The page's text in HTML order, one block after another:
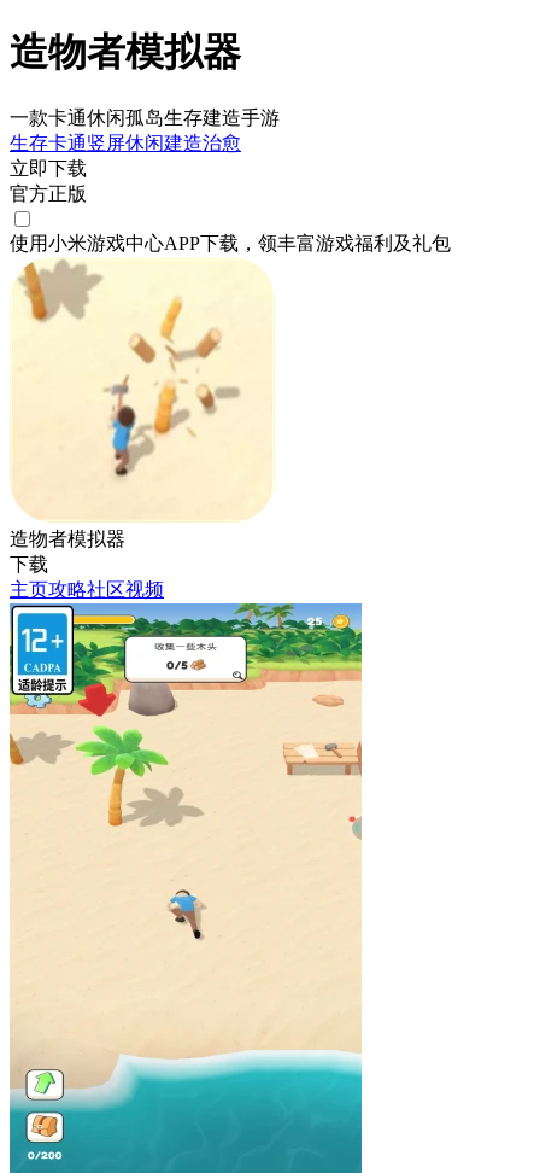
造物者模拟器
一款卡通休闲孤岛生存建造手游
生存卡通竖屏休闲建造治愈
立即下载
官方正版
使用小米游戏中心APP下载 ，领丰富游戏福利 及礼包
造物者模拟器
下载
主页攻略社区视频